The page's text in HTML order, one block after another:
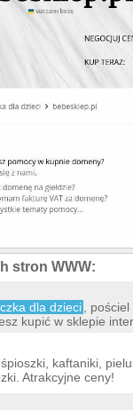
stron WWW:
dla dzieci
,
kupić w sklepie
kaftaniki,
Atrakcyjne ceny!